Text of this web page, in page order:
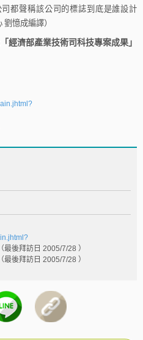
都聲稱該公司的標誌到底是誰設計
劉憶成編譯）
經濟部產業技術司科技專案成果」
（最後拜訪日 2005/7/28 ）
（最後拜訪日 2005/7/28 ）